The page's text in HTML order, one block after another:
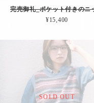
¥15,400
SOLD OUT